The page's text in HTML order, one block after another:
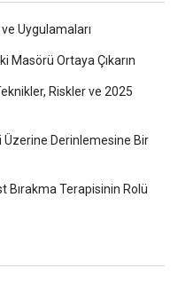
Uygulamaları
Masörü Ortaya Çıkarın
Riskler ve 2025
Üzerine Derinlemesine Bir
Bırakma Terapisinin Rolü